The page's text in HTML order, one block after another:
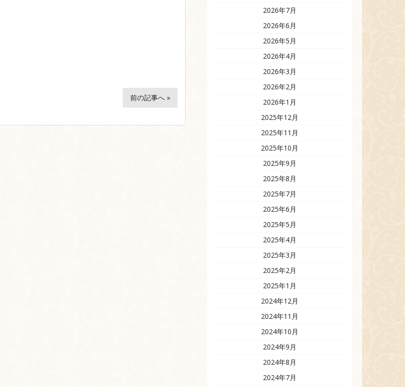
前の記事へ »
2026年7月
2026年6月
2026年5月
2026年4月
2026年3月
2026年2月
2026年1月
2025年12月
2025年11月
2025年10月
2025年9月
2025年8月
2025年7月
2025年6月
2025年5月
2025年4月
2025年3月
2025年2月
2025年1月
2024年12月
2024年11月
2024年10月
2024年9月
2024年8月
2024年7月